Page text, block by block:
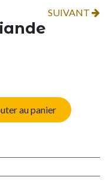
SUIVANT
au panier